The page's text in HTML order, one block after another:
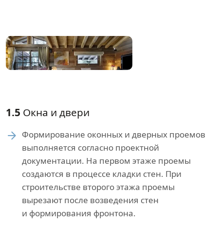
1.5 Окна и двери
Формирование оконных и дверных проемов
выполняется согласно проектной
документации. На первом этаже проемы
создаются в процессе кладки стен. При
строительстве второго этажа проемы
вырезают после возведения стен
и формирования фронтона.